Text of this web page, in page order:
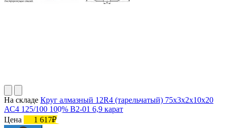
На складе Круг алмазный 12R4 (тарельчатый) 75х3х2х10х20
АС4 125/100 100% В2-01 6,9 карат
Цена
1 617₽